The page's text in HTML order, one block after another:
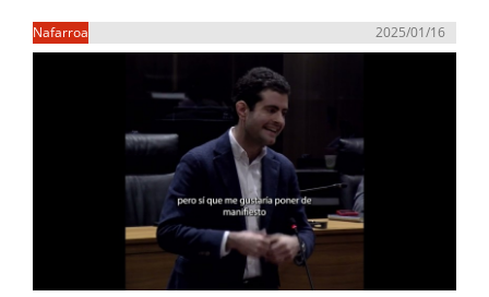
Nafarroa 2025/01/16